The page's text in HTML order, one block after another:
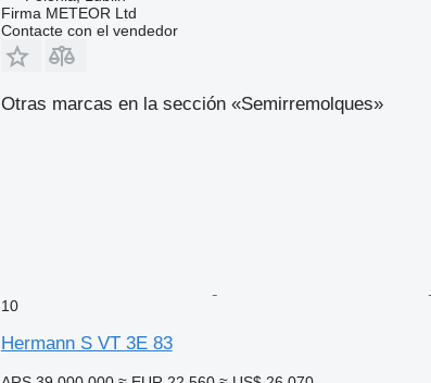
Firma METEOR Ltd
Contacte con el vendedor
Otras marcas en la sección «Semirremolques»
10
Hermann S VT 3E 83